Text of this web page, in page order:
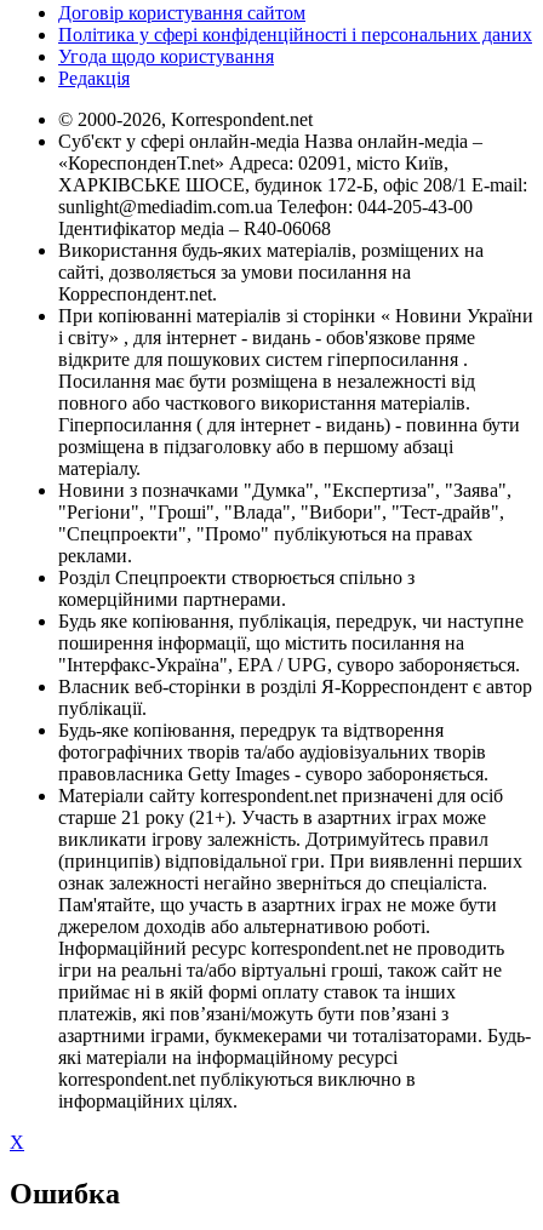
Договір користування сайтом
Політика у сфері конфіденційності і персональних даних
Угода щодо користування
Редакція
© 2000-2026, Korrespondent.net
Суб'єкт у сфері онлайн-медіа Назва онлайн-медіа –
«КореспонденТ.net» Адреса: 02091, місто Київ,
ХАРКІВСЬКЕ ШОСЕ, будинок 172-Б, офіс 208/1 E-mail:
sunlight@mediadim.com.ua Телефон: 044-205-43-00
Ідентифікатор медіа – R40-06068
Використання будь-яких матеріалів, розміщених на
сайті, дозволяється за умови посилання на
Корреспондент.net.
При копіюванні матеріалів зі сторінки « Новини України
і світу» , для інтернет - видань - обов'язкове пряме
відкрите для пошукових систем гіперпосилання .
Посилання має бути розміщена в незалежності від
повного або часткового використання матеріалів.
Гіперпосилання ( для інтернет - видань) - повинна бути
розміщена в підзаголовку або в першому абзаці
матеріалу.
Новини з позначками "Думка", "Експертиза", "Заява",
"Регіони", "Гроші", "Влада", "Вибори", "Тест-драйв",
"Спецпроекти", "Промо" публікуються на правах
реклами.
Розділ Спецпроекти створюється спільно з
комерційними партнерами.
Будь яке копіювання, публікація, передрук, чи наступне
поширення інформації, що містить посилання на
"Інтерфакс-Україна", EPA / UPG, суворо забороняється.
Власник веб-сторінки в розділі Я-Корреспондент є автор
публікації.
Будь-яке копіювання, передрук та відтворення
фотографічних творів та/або аудіовізуальних творів
правовласника Getty Images - суворо забороняється.
Матеріали сайту korrespondent.net призначені для осіб
старше 21 року (21+). Участь в азартних іграх може
викликати ігрову залежність. Дотримуйтесь правил
(принципів) відповідальної гри. При виявленні перших
ознак залежності негайно зверніться до спеціаліста.
Пам'ятайте, що участь в азартних іграх не може бути
джерелом доходів або альтернативою роботі.
Інформаційний ресурс korrespondent.net не проводить
ігри на реальні та/або віртуальні гроші, також сайт не
приймає ні в якій формі оплату ставок та інших
платежів, які пов’язані/можуть бути пов’язані з
азартними іграми, букмекерами чи тоталізаторами. Будь-
які матеріали на інформаційному ресурсі
korrespondent.net публікуються виключно в
інформаційних цілях.
X
Ошибка